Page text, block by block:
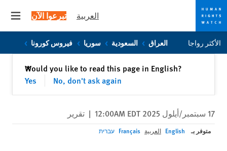
Skip
to
Skip
to
العربية تبرعوا الآن
الأكثر رواجا العراق السعودية سوريا فيروس كورونا
Would you like to read this page in English?
Yes
No, don't ask again
✕إغلاق
17 سبتمبر/أيلول 2025 12:00AM EDT | تقرير
متوفر بـ English العربية Français עברית